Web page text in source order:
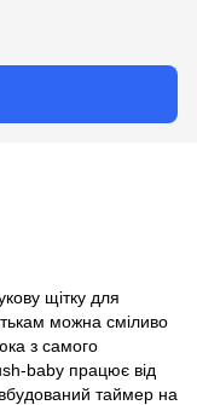
щітку для
можна сміливо
з самого
baby працює від
таймер на